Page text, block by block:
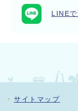
LINE
サイトマップ